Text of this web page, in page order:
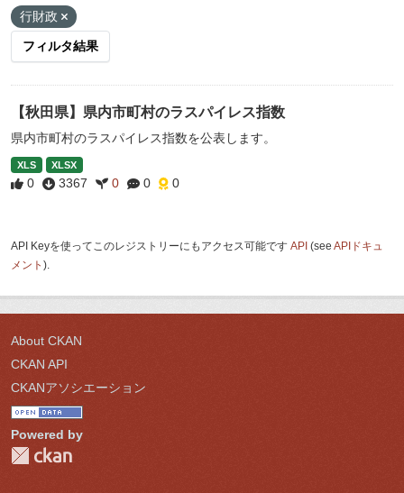
行財政
フィルタ結果
【秋田県】県内市町村のラスパイレス指数
県内市町村のラスパイレス指数を公表します。
XLS XLSX
0 3367 0 0 0
API Keyを使ってこのレジストリーにもアクセス可能です API (see APIドキュ
メント ).
About CKAN
CKAN API
CKANアソシエーション
Powered by